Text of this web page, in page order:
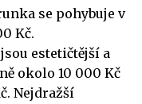
se pohybuje v
Kč.
estetičtější a
okolo 10 000 Kč
Nejdražší